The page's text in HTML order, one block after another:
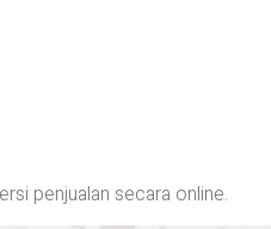
penjualan secara online.